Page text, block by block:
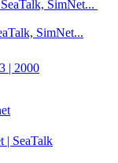
SimNet...
SimNet...
| 2000
| SeaTalk